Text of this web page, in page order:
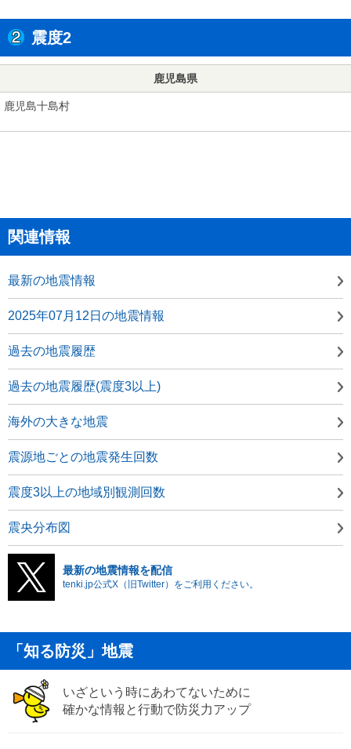
震度2
鹿児島県
鹿児島十島村
関連情報
最新の地震情報
2025年07月12日の地震情報
過去の地震履歴
過去の地震履歴(震度3以上)
海外の大きな地震
震源地ごとの地震発生回数
震度3以上の地域別観測回数
震央分布図
最新の地震情報を配信
tenki.jp公式X（旧Twitter）をご利用ください。
「知る防災」地震
いざという時にあわてないために
確かな情報と行動で防災力アップ